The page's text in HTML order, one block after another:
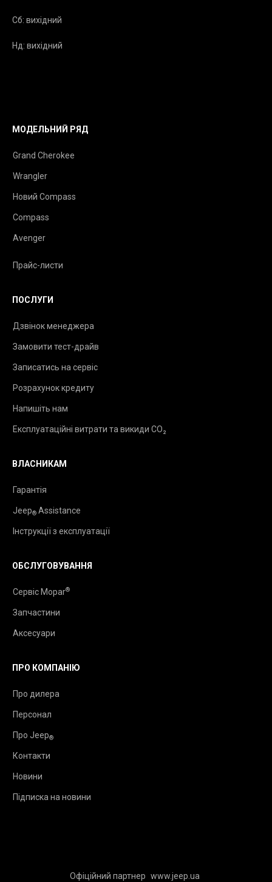
Сб: вихідний
Нд: вихідний
МОДЕЛЬНИЙ РЯД
Grand Cherokee
Wrangler
Новий Compass
Compass
Avenger
Прайс-листи
ПОСЛУГИ
Дзвінок менеджера
Замовити тест-драйв
Записатись на сервіс
Розрахунок кредиту
Напишіть нам
Експлуатаційні витрати та викиди CO₂
ВЛАСНИКАМ
Гарантія
Jeep® Assistance
Інструкції з експлуатації
ОБСЛУГОВУВАННЯ
Сервіс Mopar®
Запчастини
Аксесуари
ПРО КОМПАНІЮ
Про дилера
Персонал
Про Jeep®
Контакти
Новини
Підписка на новини
Офіційний партнер www.jeep.ua